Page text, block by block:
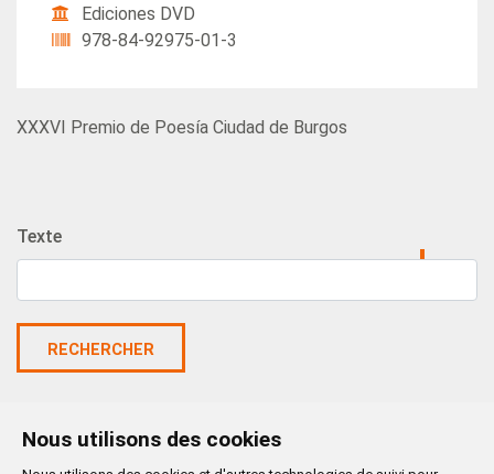
Nous utilisons des cookies
Ediciones DVD
978-84-92975-01-3
XXXVI Premio de Poesía Ciudad de Burgos
Texte
RECHERCHER